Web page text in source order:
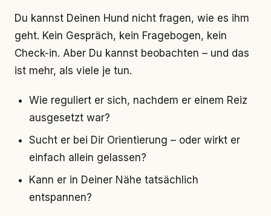
Du kannst Deinen Hund nicht fragen, wie es ihm
geht. Kein Gespräch, kein Fragebogen, kein
Check-in. Aber Du kannst beobachten – und das
ist mehr, als viele je tun.
Wie reguliert er sich, nachdem er einem Reiz
ausgesetzt war?
Sucht er bei Dir Orientierung – oder wirkt er
einfach allein gelassen?
Kann er in Deiner Nähe tatsächlich
entspannen?